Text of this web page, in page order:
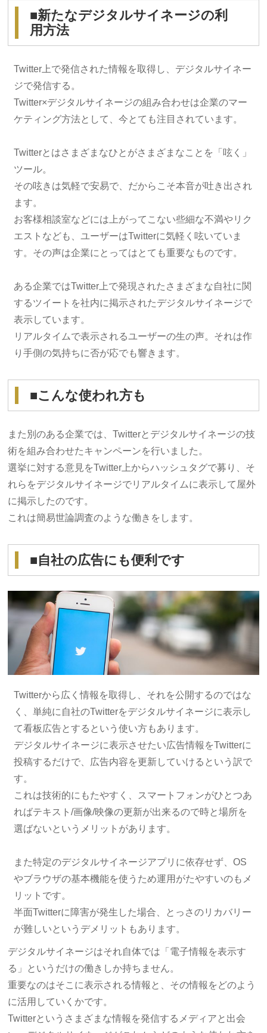
■新たなデジタルサイネージの利
用方法
Twitter上で発信された情報を取得し、デジタルサイネー
ジで発信する。
Twitter×デジタルサイネージの組み合わせは企業のマー
ケティング方法として、今とても注目されています。
Twitterとはさまざまなひとがさまざまなことを「呟く」
ツール。
その呟きは気軽で安易で、だからこそ本音が吐き出され
ます。
お客様相談室などには上がってこない些細な不満やリク
エストなども、ユーザーはTwitterに気軽く呟いていま
す。その声は企業にとってはとても重要なものです。
ある企業ではTwitter上で発現されたさまざまな自社に関
するツイートを社内に掲示されたデジタルサイネージで
表示しています。
リアルタイムで表示されるユーザーの生の声。それは作
り手側の気持ちに否が応でも響きます。
■こんな使われ方も
また別のある企業では、Twitterとデジタルサイネージの技
術を組み合わせたキャンペーンを行いました。
選挙に対する意見をTwitter上からハッシュタグで募り、そ
れらをデジタルサイネージでリアルタイムに表示して屋外
に掲示したのです。
これは簡易世論調査のような働きをします。
■自社の広告にも便利です
Twitterから広く情報を取得し、それを公開するのではな
く、単純に自社のTwitterをデジタルサイネージに表示し
て看板広告とするという使い方もあります。
デジタルサイネージに表示させたい広告情報をTwitterに
投稿するだけで、広告内容を更新していけるという訳で
す。
これは技術的にもたやすく、スマートフォンがひとつあ
ればテキスト/画像/映像の更新が出来るので時と場所を
選ばないというメリットがあります。
また特定のデジタルサイネージアプリに依存せず、OS
やブラウザの基本機能を使うため運用がたやすいのもメ
リットです。
半面Twitterに障害が発生した場合、とっさのリカバリー
が難しいというデメリットもあります。
デジタルサイネージはそれ自体では「電子情報を表示す
る」というだけの働きしか持ちません。
重要なのはそこに表示される情報と、その情報をどのよう
に活用していくかです。
Twitterというさまざまな情報を発信するメディアと出会